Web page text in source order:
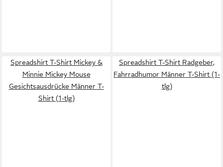
Spreadshirt T-Shirt Mickey &
Minnie Mickey Mouse
Gesichtsausdrücke Männer T-
Shirt (1-tlg)
Spreadshirt T-Shirt Radgeber,
Fahrradhumor Männer T-Shirt (1-
tlg)